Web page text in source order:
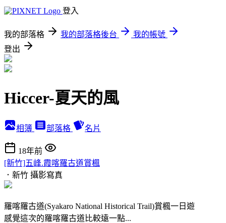
登入
我的部落格 我的部落格後台
我的帳號
登出
Hiccer-夏天的風
相簿 部落格 名片
18年前
[新竹]五峰.霞喀羅古道賞楓
．新竹 攝影寫真
羅喀羅古道(Syakaro National Historical Trail)賞楓一日遊
感覺這次的羅喀羅古道比較遠一點...